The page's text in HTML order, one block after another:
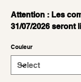
Attention : Les
31/07/2026 seront
Couleur